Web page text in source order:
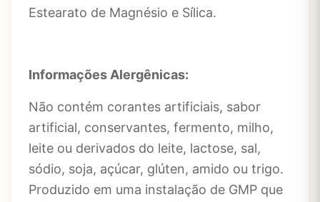
Estearato de Magnésio e Sílica.
Informações Alergênicas:
Não contém corantes artificiais, sabor
artificial, conservantes, fermento, milho,
leite ou derivados do leite, lactose, sal,
sódio, soja, açúcar, glúten, amido ou trigo.
Produzido em uma instalação de GMP que